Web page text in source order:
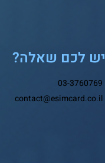
יש לכם שאלה?
03-3760769
contact@esimcard.co.il